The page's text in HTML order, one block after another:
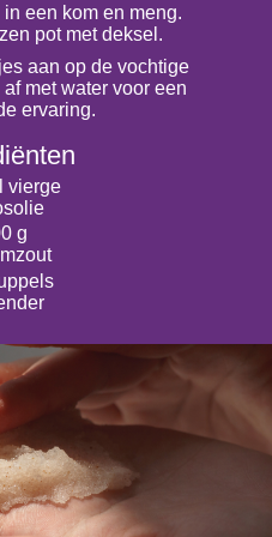
vierge
g
een kom en meng.
pot met deksel.
aan op de vochtige
met water voor een
ervaring.